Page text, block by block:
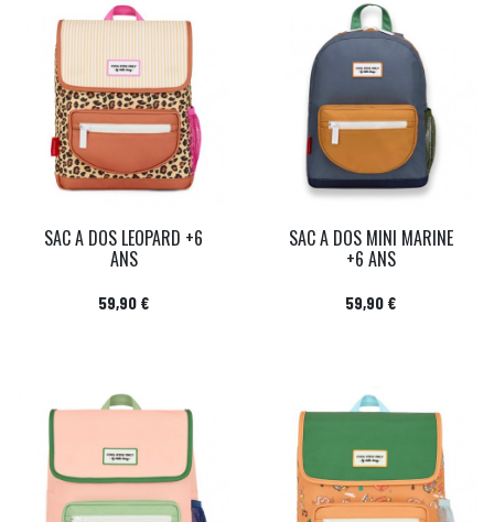
SAC A DOS LEOPARD +6
ANS
Prix
59,90 €
SAC A DOS MINI MARINE
+6 ANS
Prix
59,90 €